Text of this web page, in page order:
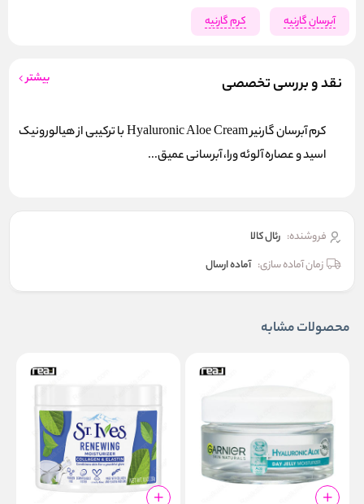
نقد و بررسی تخصصی بیشتر
کرم آبرسان گارنیر Hyaluronic Aloe Cream با ترکیبی از هیالورونیک
اسید و عصاره آلوئه ورا، آبرسانی عمیق...
فروشنده: رئال كالا
زمان آماده سازی: آماده ارسال
آبرسان گارنیه کرم گارنیه
محصولات مشابه